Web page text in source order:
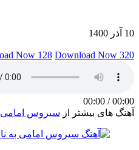
10 آذر 1400
Now 128 Download Now 320
00:00
/
00:00
آهنگ های بیشتر از سیروس امامی